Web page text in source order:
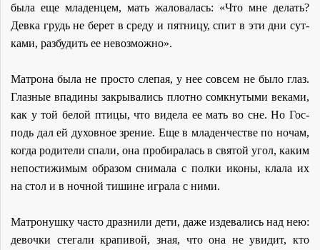
бы­ла еще мла­ден­цем, мать жа­ло­ва­лась: «Что мне де­лать?
Дев­ка грудь не бе­рет в сре­ду и пят­ни­цу, спит в эти дни сут­
ка­ми, раз­бу­дить ее невоз­мож­но».
Мат­ро­на бы­ла не про­сто сле­пая, у нее со­всем не бы­ло глаз.
Глаз­ные впа­ди­ны за­кры­ва­лись плот­но со­мкну­ты­ми ве­ка­ми,
как у той бе­лой пти­цы, что ви­де­ла ее мать во сне. Но Гос­
подь дал ей ду­хов­ное зре­ние. Еще в мла­ден­че­стве по но­чам,
ко­гда ро­ди­те­ли спа­ли, она про­би­ра­лась в свя­той угол, ка­ким
непо­сти­жи­мым об­ра­зом сни­ма­ла с пол­ки ико­ны, кла­ла их
на стол и в ноч­ной ти­шине иг­ра­ла с ни­ми.
Мат­ро­нуш­ку ча­сто драз­ни­ли де­ти, да­же из­де­ва­лись над нею:
де­воч­ки сте­га­ли кра­пи­вой, зная, что она не уви­дит, кто